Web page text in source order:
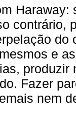
contrário,
do
e
Fazer
nem